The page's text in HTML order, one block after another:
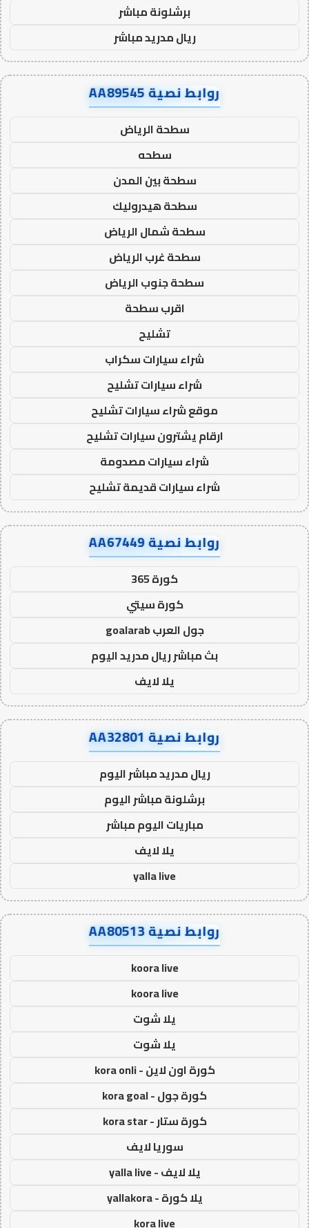
برشلونة مباشر
ريال مدريد مباشر
روابط نصية AA89545
سطحة الرياض
سطحه
سطحة بين المدن
سطحة هيدروليك
سطحة شمال الرياض
سطحة غرب الرياض
سطحة جنوب الرياض
اقرب سطحة
تشليح
شراء سيارات سكراب
شراء سيارات تشليح
موقع شراء سيارات تشليح
ارقام يشترون سيارات تشليح
شراء سيارات مصدومة
شراء سيارات قديمة تشليح
روابط نصية AA67449
كورة 365
كورة سيتي
جول العرب goalarab
بث مباشر ريال مدريد اليوم
يلا لايف
روابط نصية AA32801
ريال مدريد مباشر اليوم
برشلونة مباشر اليوم
مباريات اليوم مباشر
يلا لايف
yalla live
روابط نصية AA80513
koora live
koora live
يلا شوت
يلا شوت
كورة اون لاين - kora onli
كورة جول - kora goal
كورة ستار - kora star
سوريا لايف
يلا لايف - yalla live
يلا كورة - yallakora
kora live